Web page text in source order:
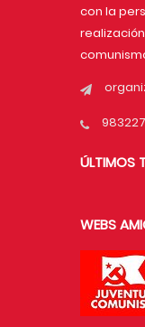
con la
ÚLTIMOS
WEBS